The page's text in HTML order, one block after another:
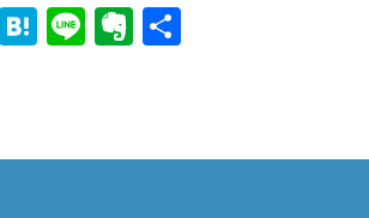
EmailHatena
LineEvernote